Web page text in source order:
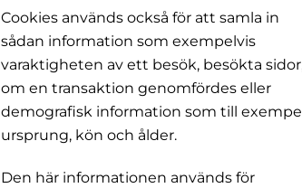
Cookies används också för att samla in
sådan information som exempelvis
varaktigheten av ett besök, besökta
om en transaktion genomfördes eller
demografisk information som till exempel
ursprung, kön och ålder.
Den här informationen används för